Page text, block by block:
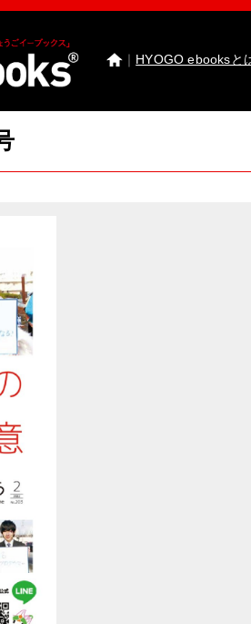
｜ HYOGO ebooksと
わたしたちのまち北播
園田学園女子大学 園田